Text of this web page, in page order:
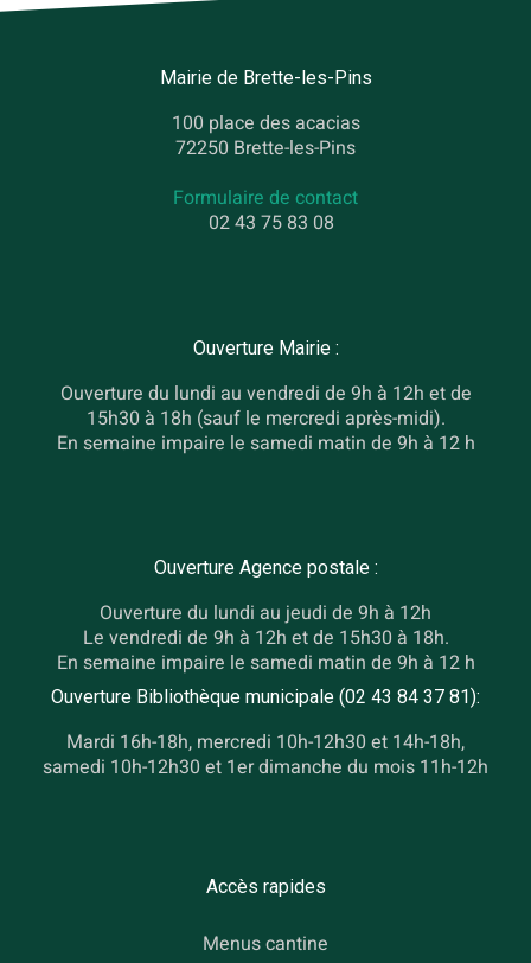
Mairie de Brette-les-Pins
100 place des acacias
72250 Brette-les-Pins
Formulaire de contact
02 43 75 83 08
Ouverture Mairie :
Ouverture du lundi au vendredi de 9h à 12h et de
15h30 à 18h (sauf le mercredi après-midi).
En semaine impaire le samedi matin de 9h à 12 h
Ouverture Agence postale :
Ouverture du lundi au jeudi de 9h à 12h
Le vendredi de 9h à 12h et de 15h30 à 18h.
En semaine impaire le samedi matin de 9h à 12 h
Ouverture Bibliothèque municipale (02 43 84 37 81):
Mardi 16h-18h, mercredi 10h-12h30 et 14h-18h,
samedi 10h-12h30 et 1er dimanche du mois 11h-12h
Accès rapides
Menus cantine